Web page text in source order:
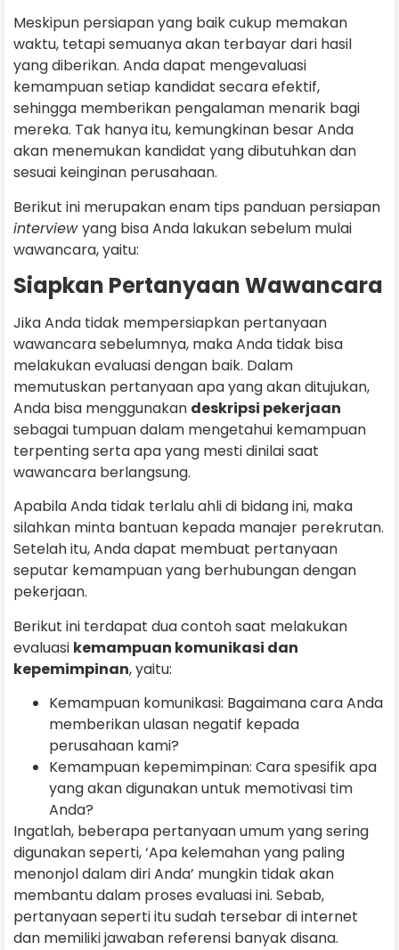
Meskipun persiapan yang baik cukup memakan
waktu, tetapi semuanya akan terbayar dari hasil
yang diberikan. Anda dapat mengevaluasi
kemampuan setiap kandidat secara efektif,
sehingga memberikan pengalaman menarik bagi
mereka. Tak hanya itu, kemungkinan besar Anda
akan menemukan kandidat yang dibutuhkan dan
sesuai keinginan perusahaan.
Berikut ini merupakan enam tips panduan persiapan
interviewyang bisa Anda lakukan sebelum mulai
wawancara, yaitu:
Siapkan Pertanyaan Wawancara
Jika Anda tidak mempersiapkan pertanyaan
wawancara sebelumnya, maka Anda tidak bisa
melakukan evaluasi dengan baik. Dalam
memutuskan pertanyaan apa yang akan ditujukan,
Anda bisa menggunakan deskripsi pekerjaan
sebagai tumpuan dalam mengetahui kemampuan
terpenting serta apa yang mesti dinilai saat
wawancara berlangsung.
Apabila Anda tidak terlalu ahli di bidang ini, maka
silahkan minta bantuan kepada manajer perekrutan.
Setelah itu, Anda dapat membuat pertanyaan
seputar kemampuan yang berhubungan dengan
pekerjaan.
Berikut ini terdapat dua contoh saat melakukan
evaluasi kemampuan komunikasi dan
kepemimpinan, yaitu:
Kemampuan komunikasi: Bagaimana cara Anda
memberikan ulasan negatif kepada
perusahaan kami?
Kemampuan kepemimpinan: Cara spesifik apa
yang akan digunakan untuk memotivasi tim
Anda?
Ingatlah, beberapa pertanyaan umum yang sering
digunakan seperti, ‘Apa kelemahan yang paling
menonjol dalam diri Anda’ mungkin tidak akan
membantu dalam proses evaluasi ini. Sebab,
pertanyaan seperti itu sudah tersebar di internet
dan memiliki jawaban referensi banyak disana.